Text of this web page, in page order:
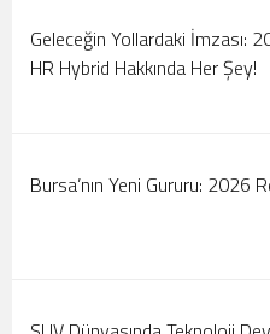
Tanıtıldı
Motorlar Marmaris’te
Şampiyonası Başlıyor!
Geleceğin Yollardaki İmzası:
HR Hybrid Hakkında Her Şey!
Bursa’nın Yeni Gururu: 2026